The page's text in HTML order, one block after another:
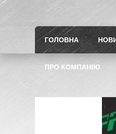
ГОЛОВНА
ПРО КОМПАНІЮ